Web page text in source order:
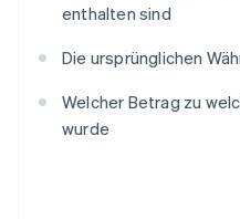
enthalten sind
Die ursprünglichen
Welcher Betrag zu
wurde